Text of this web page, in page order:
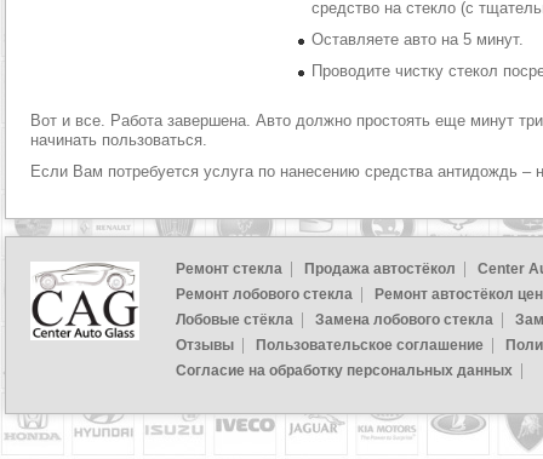
средство на стекло (с
Оставляете авто на 5 минут.
Проводите чистку стекол
Вот и все. Работа завершена. Авто должно простоять еще минут
начинать пользоваться.
Если Вам потребуется услуга по нанесению средства антидождь
Ремонт стекла Продажа автостёкол
Center
Ремонт лобового стекла
Ремонт автостёкол
Лобовые стёкла
Замена лобового стекла
Отзывы
Пользовательское соглашение
Согласие на обработку персональных данных